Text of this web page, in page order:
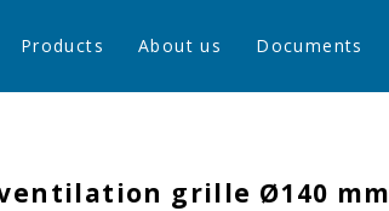
Products About us Documents
grille Ø140 mm